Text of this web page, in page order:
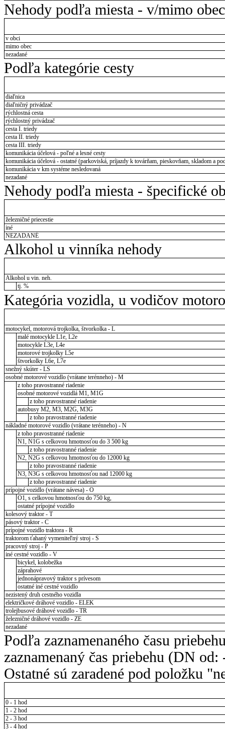
Nehody podľa miesta - v/mimo obec
v obci
mimo obec
nezadané
Podľa kategórie cesty
diaľnica
diaľničný privádzač
rýchlostná cesta
rýchlostný privádzač
cesta I. triedy
cesta II. triedy
cesta III. triedy
komunikácia účelová - poľné a lesné cesty
komunikácia účelová - ostatné (parkoviská, príjazdy k továrňam, pieskovňam, skladom a
komunikácia v km systéme nesledovaná
nezadané
Nehody podľa miesta - špecifické
železničné priecestie
iné
NEZADANÉ
Alkohol u vinníka nehody
Alkohol u vin. neh.
tj. %
Kategória vozidla, u vodičov
motocykel, motorová trojkolka, štvorkolka - L
malé motocykle L1e, L2e
motocykle L3e, L4e
motorové trojkolky L5e
štvorkolky L6e, L7e
snežný skúter - LS
osobné motorové vozidlo (vrátane terénneho) - M
z toho pravostranné riadenie
osobné motorové vozidlá M1, M1G
z toho pravostranné riadenie
autobusy M2, M3, M2G, M3G
z toho pravostranné riadenie
nákladné motorové vozidlo (vrátane terénneho) - N
z toho pravostranné riadenie
N1, N1G s celkovou hmotnosťou do 3 500 kg
z toho pravostranné riadenie
N2, N2G s celkovou hmotnosťou do 12000 kg
z toho pravostranné riadenie
N3, N3G s celkovou hmotnosťou nad 12000 kg
z toho pravostranné riadenie
prípojné vozidlo (vrátane návesa) - O
O1, s celkovou hmotnosťou do 750 kg,
ostatné prípojné vozidlo
kolesový traktor - T
pásový traktor - C
prípojné vozidlo traktora - R
traktorom ťahaný vymeniteľný stroj - S
pracovný stroj - P
iné cestné vozidlo - V
bicykel, kolobežka
záprahové
jednonápravový traktor s prívesom
ostatné iné cestné vozidlo
nezistený druh cestného vozidla
električkové dráhové vozidlo - ELEK
trolejbusové dráhové vozidlo - TR
železničné dráhové vozidlo - ZE
nezadané
Podľa zaznamenaného času
zaznamenaný čas priebehu (DN
Ostatné sú zaradené pod položku
0 - 1 hod
1 - 2 hod
2 - 3 hod
3 - 4 hod